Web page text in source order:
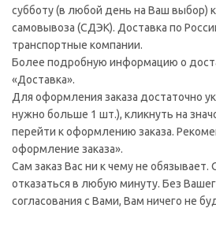
субботу (в любой день на Ваш выбор)
самовывоза (СДЭК). Доставка по
транспортные компании.
Более подробную информацию о
«Доставка».
Для оформления заказа достаточно
нужно больше 1 шт.), кликнуть на
перейти к оформлению заказа.
оформление заказа».
Сам заказ Вас ни к чему не
отказаться в любую минуту. Без
согласования с Вами, Вам ничего не